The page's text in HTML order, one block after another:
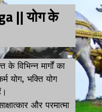
|| योग के
के विभिन्न मार्गों का
योग, भक्ति योग
और परमात्मा